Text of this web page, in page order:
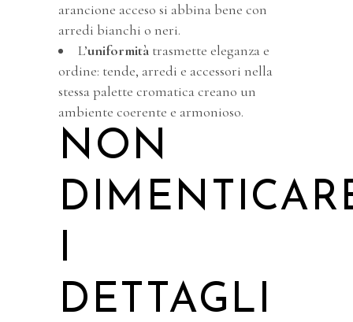
arancione acceso si abbina bene con
arredi bianchi o neri.
L’uniformità trasmette eleganza e
ordine: tende, arredi e accessori nella
stessa palette cromatica creano un
ambiente coerente e armonioso.
NON
I
DETTAGLI